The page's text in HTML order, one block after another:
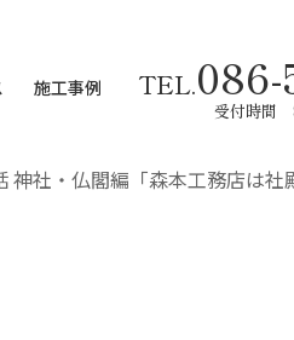
施工事例 TEL.086-
受付時間
神社・仏閣編「森本工務店は社